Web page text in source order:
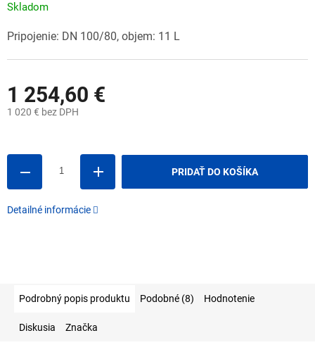
M
1 254,60 €
1 020 € bez DPH
Skladom
PRIDAŤ DO KOŠÍKA
Pripojenie: DN 100/80, objem: 11 L
Detailné informácie
Podrobný popis produktu Podobné (8) Hodnotenie
Diskusia Značka